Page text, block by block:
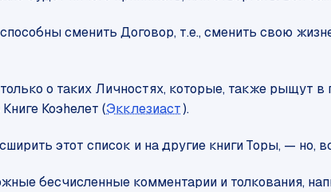
сменить Договор, т.е., сменить свою
о таких Личностях, которые, также рыщут
Коэhелет (Экклезиаст).
этот список и на другие книги Торы, — но,
бесчисленные комментарии и толкования,